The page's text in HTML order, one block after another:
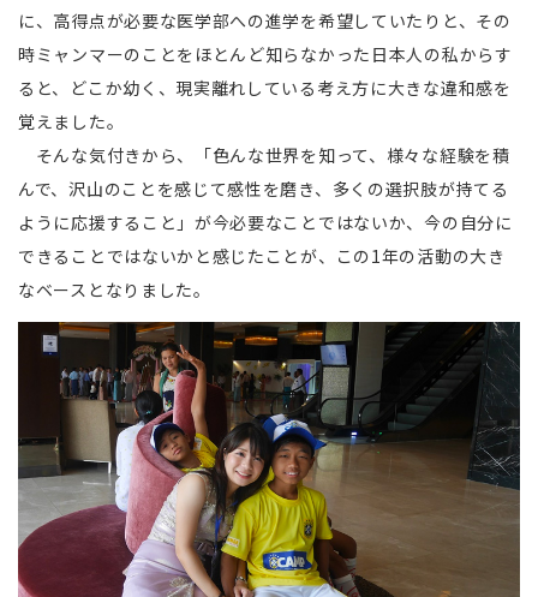
に、高得点が必要な医学部への進学を希望していたりと、その
時ミャンマーのことをほとんど知らなかった日本人の私からす
ると、どこか幼く、現実離れしている考え方に大きな違和感を
覚えました。
そんな気付きから、「色んな世界を知って、様々な経験を積
んで、沢山のことを感じて感性を磨き、多くの選択肢が持てる
ように応援すること」が今必要なことではないか、今の自分に
できることではないかと感じたことが、この1年の活動の大き
なベースとなりました。